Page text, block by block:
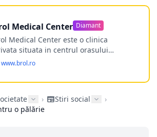
Medical Center Diamant
Medical Center este o clinica
situata in centrul orasului
avand o experienta de
din anul 2009 clinica isi
www.brol.ro
› Stiri social
›
o pălărie